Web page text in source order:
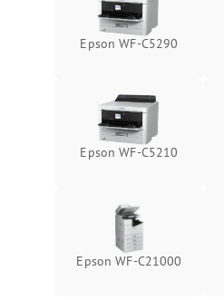
Epson WF-C5290
Epson WF-C5210
Epson WF-C21000